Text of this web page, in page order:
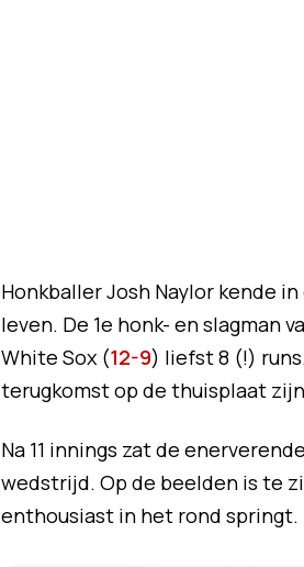
Honkballer Josh Naylor kende
leven. De 1e honk- en slagman
White Sox (12-9) liefst 8 (!)
terugkomst op de thuisplaat
Na 11 innings zat de
wedstrijd. Op de beelden is te
enthousiast in het rond